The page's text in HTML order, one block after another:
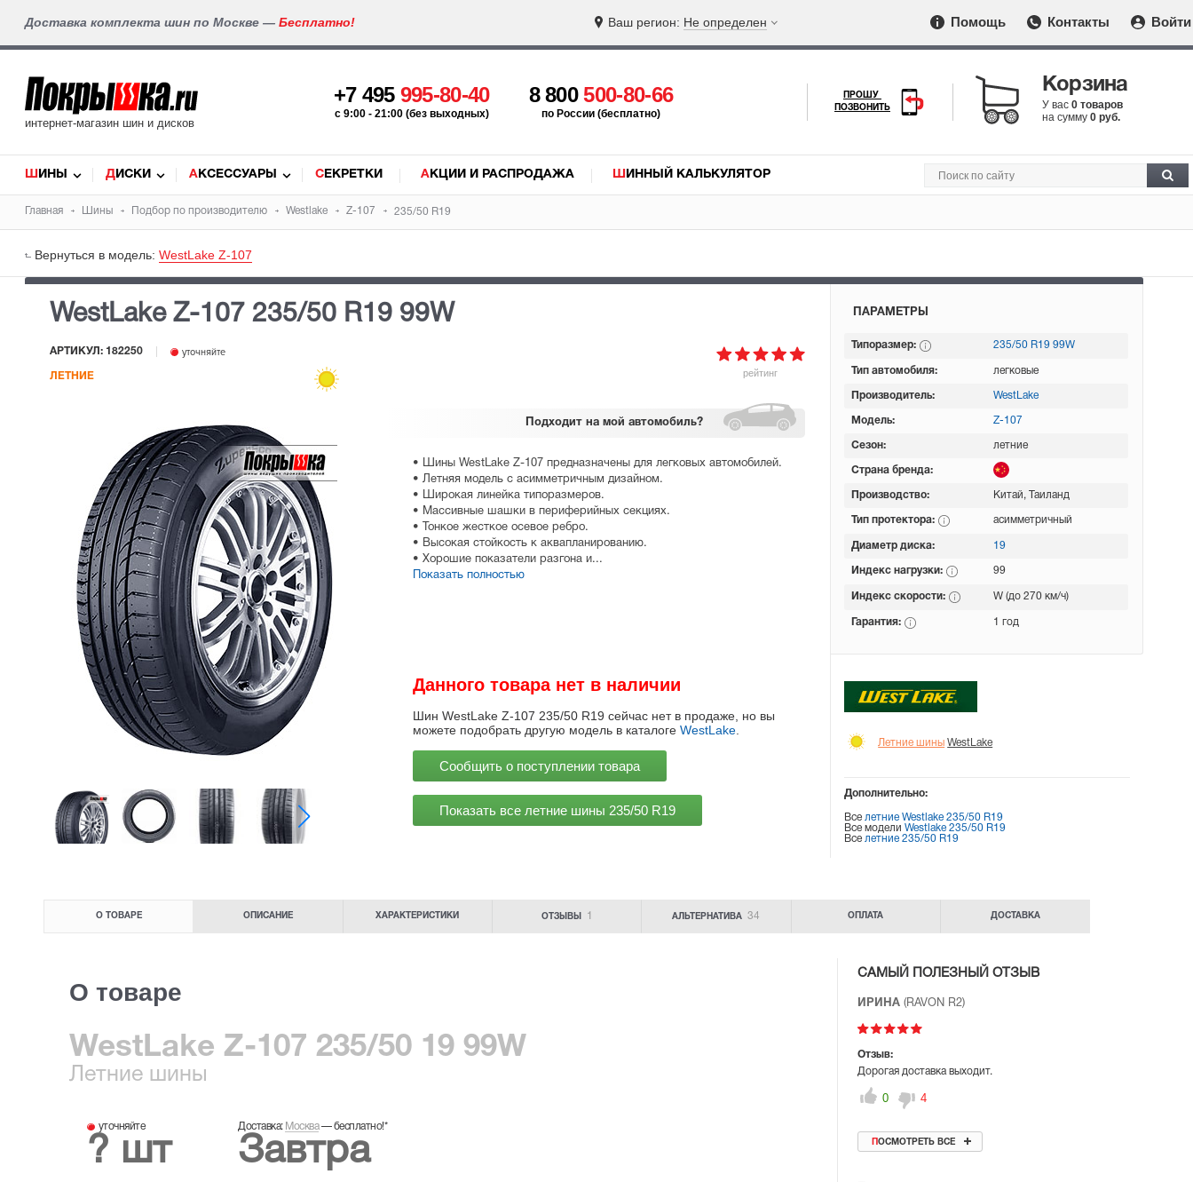
Доставка комплекта шин по Москве — Бесплатно! Ваш регион: Не определен Помощь Контакты Войти
интернет-магазин шин и дисков
+7 495 995-80-40
c 9:00 - 21:00 (без выходных)
8 800500-80-66
по России (бесплатно)
ПРОШУ
ПОЗВОНИТЬ
Корзина
У вас 0 товаров
на сумму 0 руб.
ШИНЫ ДИСКИ АКСЕССУАРЫ СЕКРЕТКИ АКЦИИ И РАСПРОДАЖА ШИННЫЙ КАЛЬКУЛЯТОР
Главная Шины Подбор по производителю Westlake Z-107 235/50 R19
Вернуться в модель: WestLake Z-107
WestLake Z-107 235/50 R19 99W
рейтинг
АРТИКУЛ: 182250 уточняйте
ЛЕТНИЕ
Подходит на мой автомобиль?
• Шины WestLake Z-107 предназначены для легковых автомобилей.
• Летняя модель с асимметричным дизайном.
• Широкая линейка типоразмеров.
• Массивные шашки в периферийных секциях.
• Тонкое жесткое осевое ребро.
• Высокая стойкость к аквапланированию.
• Хорошие показатели разгона и...
Показать полностью
Данного товара нет в наличии
Шин WestLake Z-107 235/50 R19 сейчас нет в продаже, но вы
можете подобрать другую модель в каталоге WestLake.
Сообщить о поступлении товара
Показать все летние шины 235/50 R19
ПАРАМЕТРЫ
Типоразмер: 235/50 R19 99W
Тип автомобиля: легковые
Производитель: WestLake
Модель: Z-107
Сезон: летние
Страна бренда:
Производство: Китай, Таиланд
Тип протектора: асимметричный
Диаметр диска: 19
Индекс нагрузки: 99
Индекс скорости: W (до 270 км/ч)
Гарантия: 1 год
Летние шины WestLake
Дополнительно:
Все летние Westlake 235/50 R19
Все моделиWestlake 235/50 R19
Все летние 235/50 R19
О ТОВАРЕ ОПИСАНИЕ ХАРАКТЕРИСТИКИ ОТЗЫВЫ 1 АЛЬТЕРНАТИВА 34 ОПЛАТА ДОСТАВКА
О товаре
WestLake Z-107 235/50 19 99W
Летние шины
уточняйте
? шт
Доставка: Москва—бесплатно!*
Завтра
САМЫЙ ПОЛЕЗНЫЙ ОТЗЫВ
ИРИНА(RAVON R2)
Отзыв:
Дорогая доставка выходит.
0 4
ПОСМОТРЕТЬ ВСЕ